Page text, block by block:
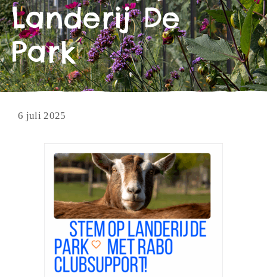
Landerij De
Park
6 juli 2025